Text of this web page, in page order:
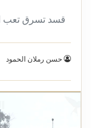
قسد تسرق تعب
حسن رملان الحمود